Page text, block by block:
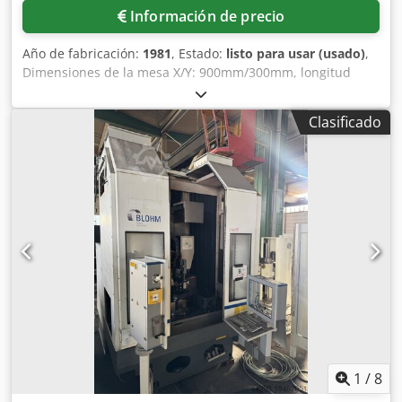
suministro central.
Información de precio
Año de fabricación: 1981, Estado: listo para usar (usado),
Dimensiones de la mesa X/Y: 900mm/300mm, longitud
máxima de rectificado: 900mm, anchura máxima de
rectificado: 350mm, distancia máxima entre el centro de la
mesa y el husillo: 575mm, carga máxima de la mesa:
670kg, movimiento longitudinal/transversal máximo de la
mesa: 859mm/300mm, velocidad del husillo de rectificado:
2800 rpm, diámetro exterior de la muela mín./máx.:
400mm/165mm, diámetro del orificio para 400mm:
127mm. Dimensiones de la máquina X/Y: aprox.
1100mm/1100mm, peso: aprox. 3100kg. Documentación
disponible. Es posible una inspección in situ. Dodpfx Aiox
Clasificado
1 /8